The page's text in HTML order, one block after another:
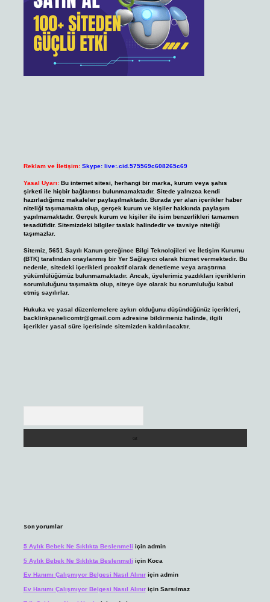
Reklam ve İletişim: Skype: live:.cid.575569c608265c69
Yasal Uyarı: Bu internet sitesi, herhangi bir marka, kurum veya şahıs
şirketi ile hiçbir bağlantısı bulunmamaktadır. Sitede yalnızca kendi
hazırladığımız makaleler paylaşılmaktadır. Burada yer alan içerikler haber
niteliği taşımamakta olup, gerçek kurum ve kişiler hakkında paylaşım
yapılmamaktadır. Gerçek kurum ve kişiler ile isim benzerlikleri tamamen
tesadüfidir. Sitemizdeki bilgiler taslak halindedir ve tavsiye niteliği
taşımazlar.
Sitemiz, 5651 Sayılı Kanun gereğince Bilgi Teknolojileri ve İletişim Kurumu
(BTK) tarafından onaylanmış bir Yer Sağlayıcı olarak hizmet vermektedir. Bu
nedenle, sitedeki içerikleri proaktif olarak denetleme veya araştırma
yükümlülüğümüz bulunmamaktadır. Ancak, üyelerimiz yazdıkları içeriklerin
sorumluluğunu taşımakta olup, siteye üye olarak bu sorumluluğu kabul
etmiş sayılırlar.
Hukuka ve yasal düzenlemelere aykırı olduğunu düşündüğünüz içerikleri,
backlinkpanelicomtr@gmail.comadresine bildirmeniz halinde, ilgili
içerikler yasal süre içerisinde sitemizden kaldırılacaktır.
Son yorumlar
5 Aylık Bebek Ne Sıklıkta Beslenmeli için admin
5 Aylık Bebek Ne Sıklıkta Beslenmeli için Koca
Ev Hanımı Çalışmıyor Belgesi Nasıl Alınıriçin admin
Ev Hanımı Çalışmıyor Belgesi Nasıl Alınıriçin Sarsılmaz